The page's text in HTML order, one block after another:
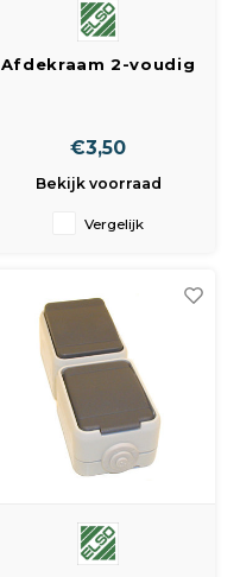
Afdekraam 2-voudig
€3,50
Bekijk voorraad
Vergelijk